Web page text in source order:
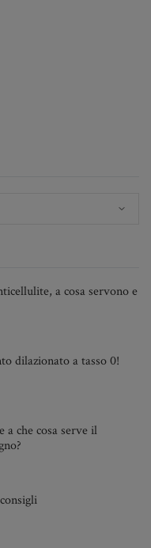
a cosa servono e
dilazionato a tasso 0!
a che cosa serve il